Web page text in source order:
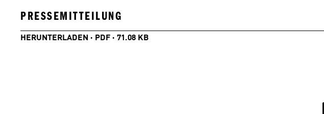
PRESSEMITTEILUNG
HERUNTERLADEN · PDF · 71.08 KB